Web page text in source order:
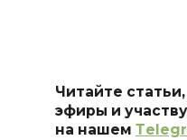
Читайте
эфиры и
на нашем